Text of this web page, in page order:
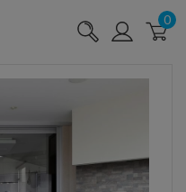
0